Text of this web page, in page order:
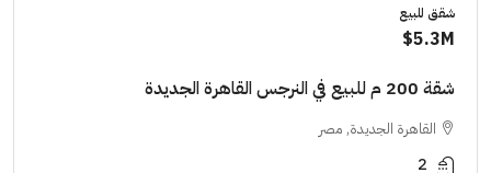
شقق للبيع
5.3M$
شقة 200 م للبيع في النرجس القاهرة الجديدة
القاهرة الجديدة, مصر
2